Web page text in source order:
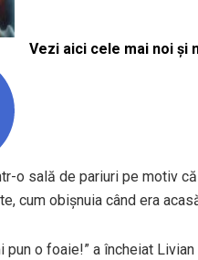
Vezi aici cele mai noi și
o sală de pariuri pe motiv
cum obișnuia când era
pun o foaie!” a încheiat